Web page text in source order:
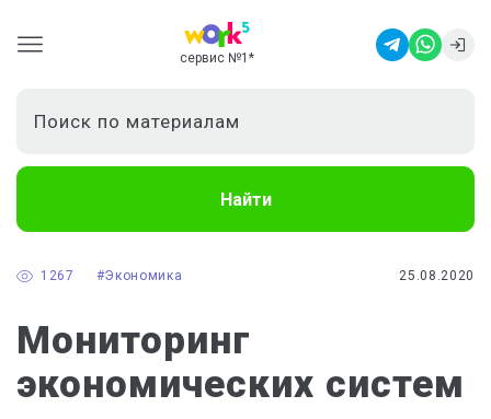
сервис №1 *
Найти
25.08.2020
#Экономика
1267
Мониторинг
экономических систем